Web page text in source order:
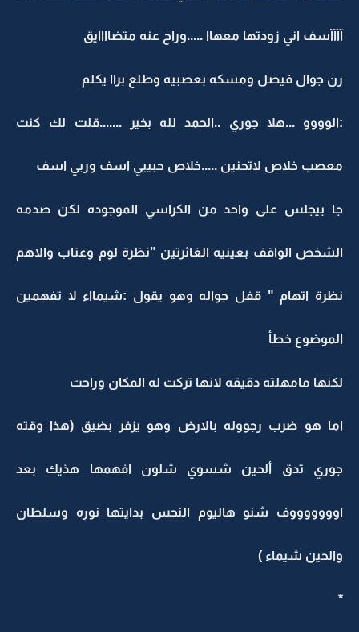
آآآآسف اني زودتها معهاا .....وراح عنه متضاااايق
رن جوال فيصل ومسكه بعصبيه وطلع براا يكلم
:الوووو ...هلا جوري ..الحمد لله بخير .......قلت لك كنت
معصب خلاص لاتحنين .....خلاص حبيبي اسف وربي اسف
جا بيجلس على واحد من الكراسي الموجوده لكن صدمه
الشخص الواقف بعينيه الغائرتين "نظرة لوم وعتاب والاهم
نظرة اتهام " قفل جواله وهو يقول :شيمااء لا تفهمين
الموضوع خطأ
لكنها مامهلته دقيقه لانها تركت له المكان وراحت
اما هو ضرب رجووله بالارض وهو يزفر بضيق (هذا وقته
جوري تدق ألحين شسوي شلون افهمها هذيك بعد
اوووووووف شنو هاليوم النحس بدايتها نوره وسلطان
والحين شيماء )
*